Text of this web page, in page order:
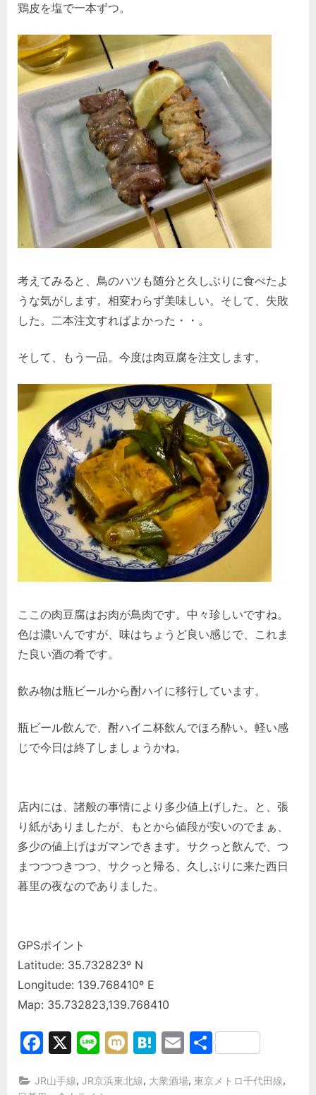
鶏皮を塩で一本ずつ。
考えてみると、鳥のハツも随分と久しぶりに食べたよ
うな気がします。相変わらず美味しい。そして、失敗
した。二本注文すればよかった・・。
そして、もう一品。今度は肉豆腐を注文します。
ここの肉豆腐はお肉が鳥肉です。中々珍しいですね。
色は濃いんですが、味はちょうど良い感じで、これま
た良い酒の肴です。
飲み物は瓶ビールから酎ハイに移行しています。
瓶ビール飲んで、酎ハイニ杯飲んでほろ酔い。軽い感
じで今日は終了しましょうかね。
店内には、諸般の事情により多少値上げした。と、張
り紙がありましたが、もとから値段が安いのでまぁ、
多少の値上げはガマンできます。サクっと飲んで、つ
まつつつきつつ、サクっと帰る、久しぶりに来た西日
暮里の夜なのでありました。
GPSポイント
Latitude: 35.732823º N
Longitude: 139.768410º E
Map: 35.732823,139.768410
Facebook
X LineMixiHatena
Email
共
JR山手線, JR京浜東北線, 大衆酒場,東京メトロ千代田線,